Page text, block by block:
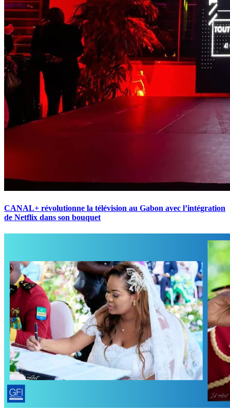
CANAL+ révolutionne la télévision au Gabon avec l’intégration
de Netflix dans son bouquet